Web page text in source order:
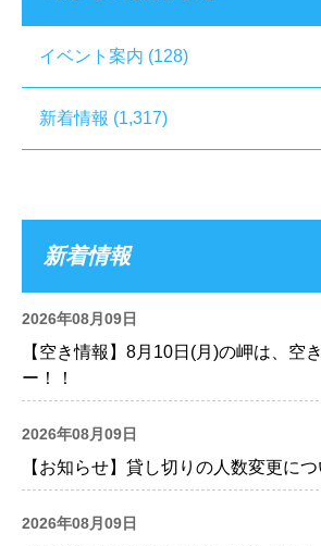
イベント案内 (128)
新着情報 (1,317)
新着情報
2026年08月09日
【空き情報】8月10日(月)の岬は、空
ー！！
2026年08月09日
【お知らせ】貸し切りの人数変更につ
2026年08月09日